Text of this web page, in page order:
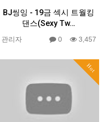
BJ씽잉 - 19금 섹시 트월킹
댄스(Sexy Tw…
관리자 0 3,457
Hot